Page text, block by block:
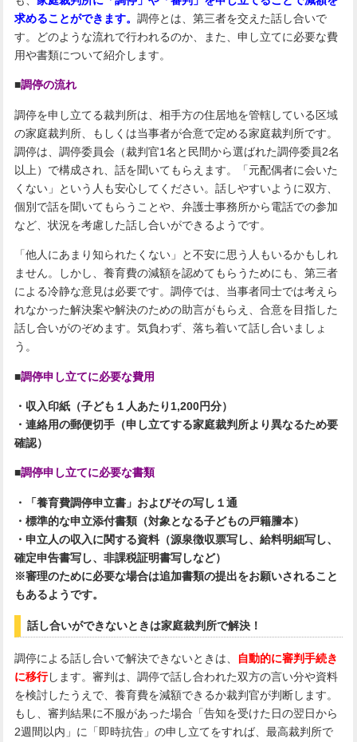
求めることができます。 調停とは、第三者を交えた話し合いで
す。どのような流れで行われるのか、また、申し立てに必要な費
用や書類について紹介します。
■調停の流れ
調停を申し立てる裁判所は、相手方の住居地を管轄している区域
の家庭裁判所、もしくは当事者が合意で定める家庭裁判所です。
調停は、調停委員会（裁判官1名と民間から選ばれた調停委員2名
以上）で構成され、話を聞いてもらえます。「元配偶者に会いた
くない」という人も安心してください。話しやすいように双方、
個別で話を聞いてもらうことや、弁護士事務所から電話での参加
など、状況を考慮した話し合いができるようです。
「他人にあまり知られたくない」と不安に思う人もいるかもしれ
ません。しかし、養育費の減額を認めてもらうためにも、第三者
による冷静な意見は必要です。調停では、当事者同士では考えら
れなかった解決案や解決のための助言がもらえ、合意を目指した
話し合いがのぞめます。気負わず、落ち着いて話し合いましょ
う。
■調停申し立てに必要な費用
・収入印紙（子ども１人あたり1,200円分）
・連絡用の郵便切手（申し立てする家庭裁判所より異なるため要
確認）
■調停申し立てに必要な書類
・「養育費調停申立書」およびその写し１通
・標準的な申立添付書類（対象となる子どもの戸籍謄本）
・申立人の収入に関する資料（源泉徴収票写し、給料明細写し、
確定申告書写し、非課税証明書写しなど）
※審理のために必要な場合は追加書類の提出をお願いされること
もあるようです。
話し合いができないときは家庭裁判所で解決！
調停による話し合いで解決できないときは、
自動的に審判手続き
に移行します。審判は、調停で話し合われた双方の言い分や資料
を検討したうえで、養育費を減額できるか裁判官が判断します。
もし、審判結果に不服があった場合「告知を受けた日の翌日から
2週間以内」に「即時抗告」の申し立てをすれば、最高裁判所で